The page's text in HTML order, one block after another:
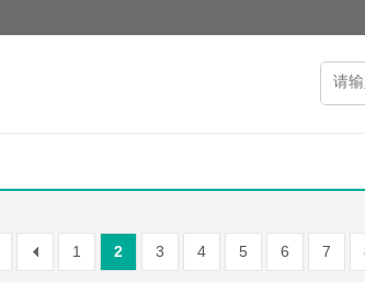
1 2 3 4 5 6 7